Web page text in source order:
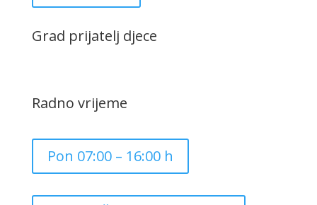
Grad prijatelj djece
Radno vrijeme
Pon 07:00 – 16:00 h